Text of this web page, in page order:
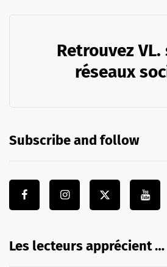
Retrouvez
réseaux
Subscribe and follow
Les lecteurs apprécient …